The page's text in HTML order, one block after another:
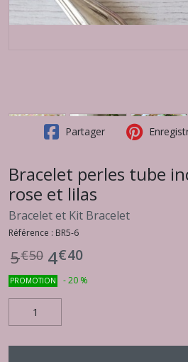
Partager
Bracelet perles tube
rose et lilas
Bracelet et Kit Bracelet
Référence : BR5-6
5€50 4€40
PROMOTION -20 %